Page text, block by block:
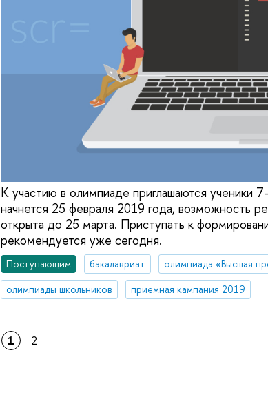
К участию в олимпиаде приглашаются ученики
начнется 25 февраля 2019 года, возможность
открыта до 25 марта. Приступать к
рекомендуется уже сегодня.
Поступающим бакалавриат
олимпиада «Высшая
олимпиады школьников
приемная кампания 2019
1 2